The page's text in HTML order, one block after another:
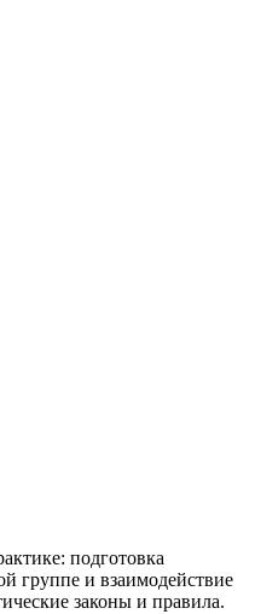
подготовка
группе и взаимодействие
законы и правила.